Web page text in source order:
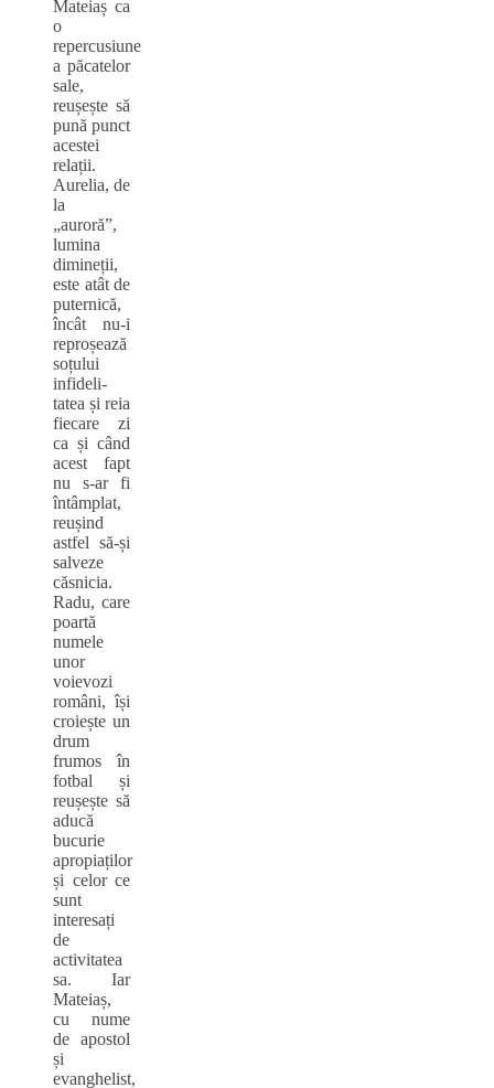
Mateiaș ca
o
repercusiune
a păcatelor
sale,
reușește să
pună punct
acestei
relații.
Aurelia, de
la
„auroră”,
lumina
dimineții,
este atât de
puternică,
încât nu-i
reproșează
soțului
infideli-
tatea și reia
fiecare zi
ca și când
acest fapt
nu s-ar fi
întâmplat,
reușind
astfel să-și
salveze
căsnicia.
Radu, care
poartă
numele
unor
voievozi
români, își
croiește un
drum
frumos în
fotbal și
reușește să
aducă
bucurie
apropiaților
și celor ce
sunt
interesați
de
activitatea
sa. Iar
Mateiaș,
cu nume
de apostol
și
evanghelist,